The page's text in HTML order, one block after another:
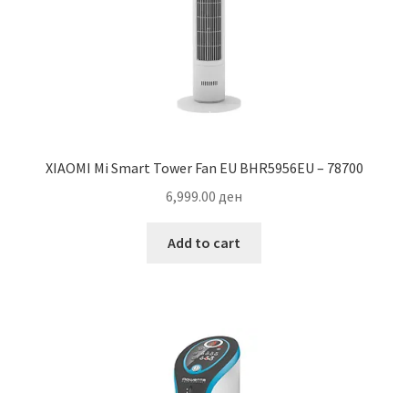
XIAOMI Mi Smart Tower Fan EU BHR5956EU – 78700
6,999.00 ден
Add to cart